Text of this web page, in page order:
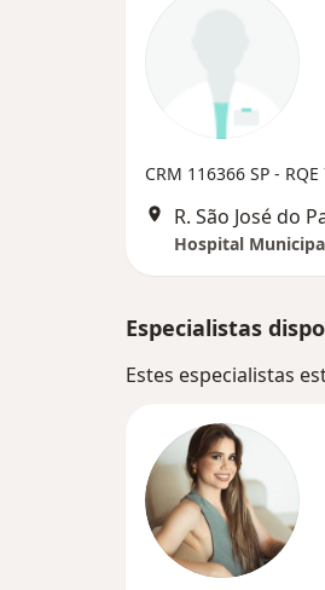
CRM 116366 SP - RQE
R. São José do
Hospital
Especialistas
Estes especialistas